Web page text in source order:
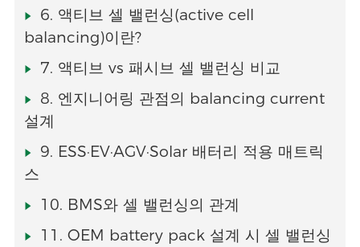
6. 액티브 셀 밸런싱(active cell
balancing)이란?
7. 액티브 vs 패시브 셀 밸런싱 비교
8. 엔지니어링 관점의 balancing current
설계
9. ESS·EV·AGV·Solar 배터리 적용 매트릭
스
10. BMS와 셀 밸런싱의 관계
11. OEM battery pack 설계 시 셀 밸런싱